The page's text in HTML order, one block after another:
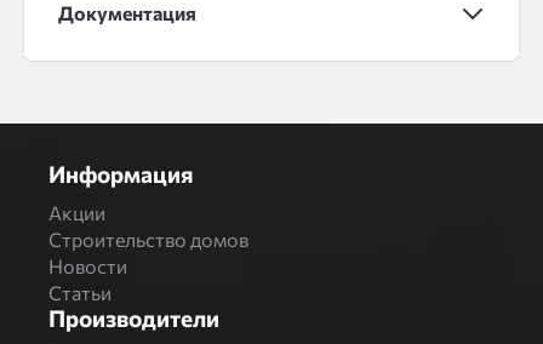
Документация
Информация
Акции
Строительство домов
Новости
Статьи
Производители